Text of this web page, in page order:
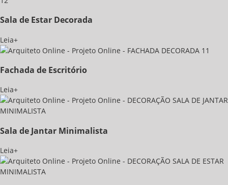
Sala de Estar Decorada
Leia+
Fachada de Escritório
Leia+
Sala de Jantar Minimalista
Leia+